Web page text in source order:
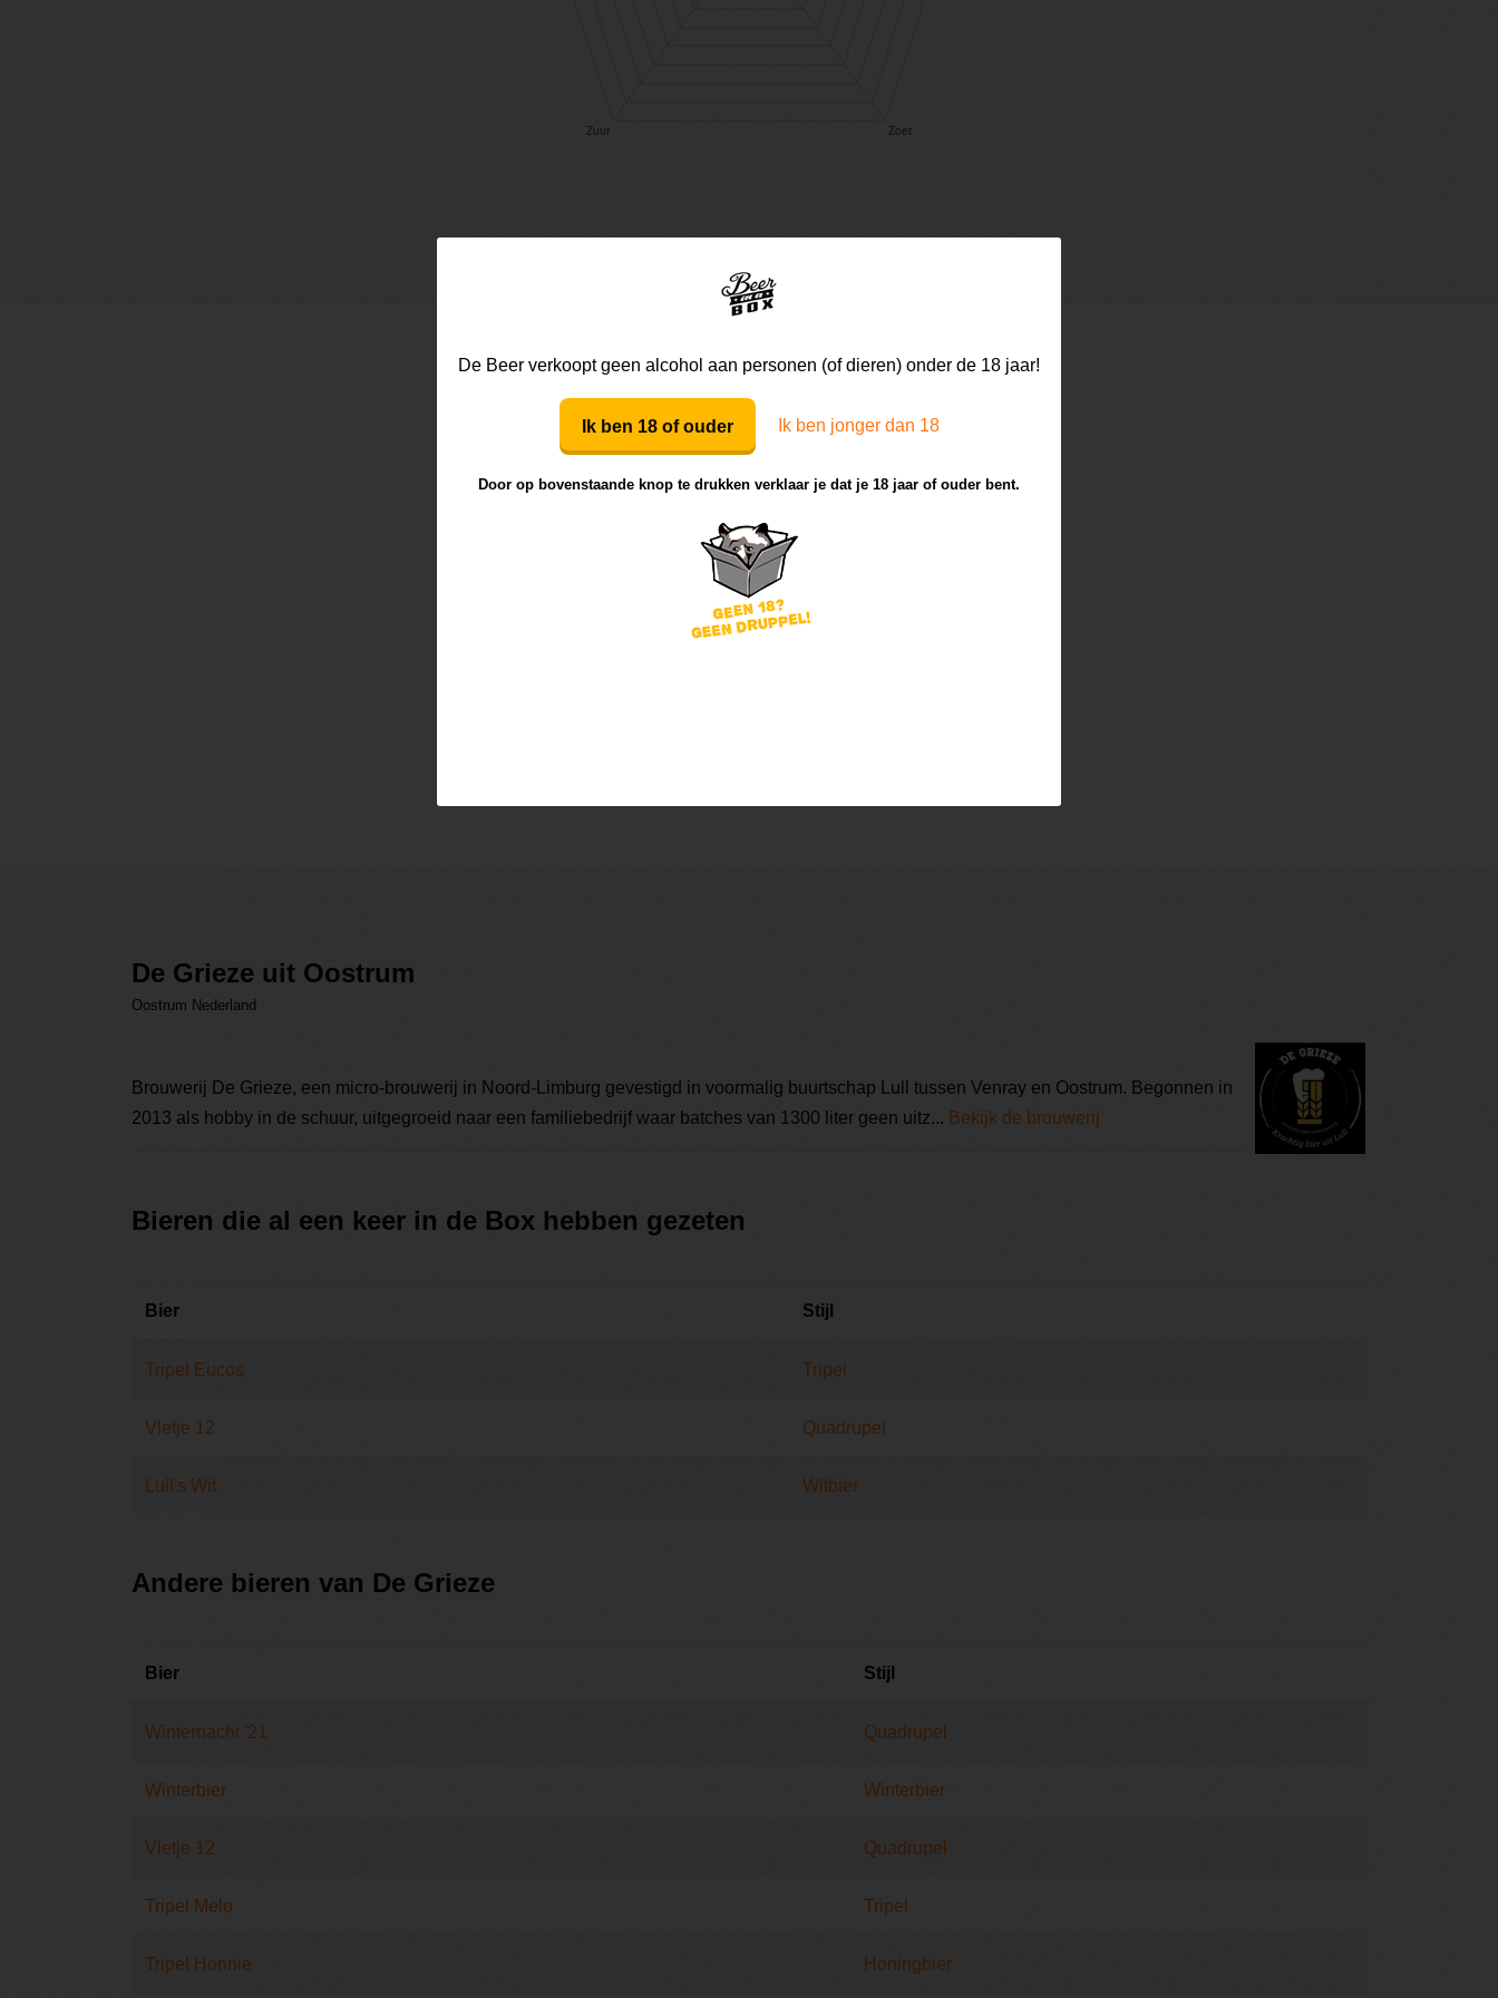
Die van anderen
Mijn review bij dit bier
Email
De Grieze uit Oostrum
Oostrum Nederland
Brouwerij De Grieze, een micro-brouwerij in Noord-Limburg gevestigd in voormalig buurtschap Lull tussen Venray en Oostrum. Begonnen in
2013 als hobby in de schuur, uitgegroeid naar een familiebedrijf waar batches van 1300 liter geen uitz... Bekijk de brouwerij
Bieren die al een keer in de Box hebben gezeten
Bier Stijl
Tripel Eucos Tripel
Vletje 12 Quadrupel
Lull's Wit Witbier
Andere bieren van De Grieze
Bier Stijl
Winternacht '21 Quadrupel
Winterbier Winterbier
Vletje 12 Quadrupel
Tripel Melo Tripel
Tripel Honnie Honingbier
De Beer verkoopt geen alcohol aan personen (of dieren) onder de 18 jaar!
Ik ben 18 of ouder Ik ben jonger dan 18
Door op bovenstaande knop te drukken verklaar je dat je 18 jaar of ouder bent.